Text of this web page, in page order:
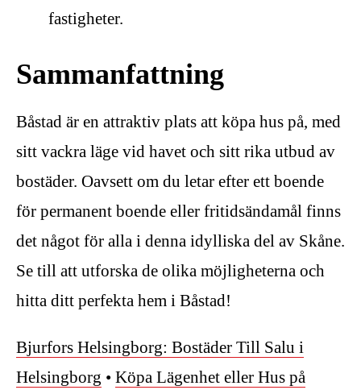
fastigheter.
Sammanfattning
Båstad är en attraktiv plats att köpa hus på, med
sitt vackra läge vid havet och sitt rika utbud av
bostäder. Oavsett om du letar efter ett boende
för permanent boende eller fritidsändamål finns
det något för alla i denna idylliska del av Skåne.
Se till att utforska de olika möjligheterna och
hitta ditt perfekta hem i Båstad!
Bjurfors Helsingborg: Bostäder Till Salu i
Helsingborg • Köpa Lägenhet eller Hus på